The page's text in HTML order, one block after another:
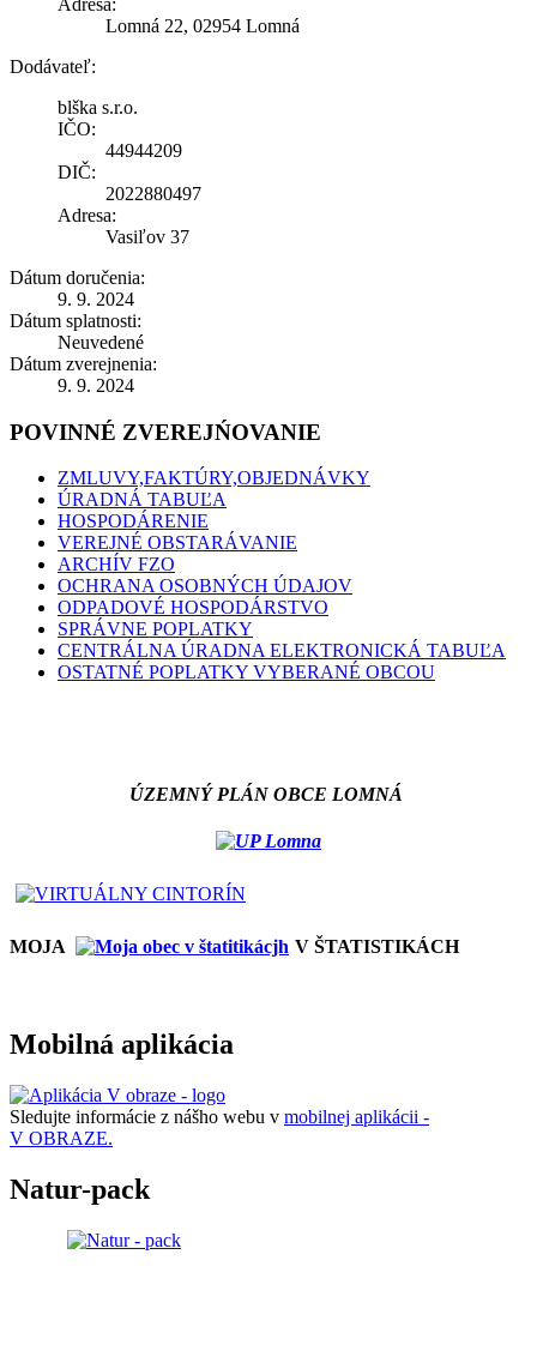
Lomná 22, 02954 Lomná
Dodávateľ:
blška s.r.o.
IČO:
44944209
DIČ:
2022880497
Adresa:
Vasiľov 37
Dátum doručenia:
9. 9. 2024
Dátum splatnosti:
Neuvedené
Dátum zverejnenia:
9. 9. 2024
POVINNÉ ZVEREJŃOVANIE
ZMLUVY,FAKTÚRY,OBJEDNÁVKY
ÚRADNÁ TABUĽA
HOSPODÁRENIE
VEREJNÉ OBSTARÁVANIE
ARCHÍV FZO
OCHRANA OSOBNÝCH ÚDAJOV
ODPADOVÉ HOSPODÁRSTVO
SPRÁVNE POPLATKY
CENTRÁLNA ÚRADNA ELEKTRONICKÁ TABUĽA
OSTATNÉ POPLATKY VYBERANÉ OBCOU
ÚZEMNÝ PLÁN OBCE LOMNÁ
MOJA V ŠTATISTIKÁCH
Mobilná aplikácia
Sledujte informácie z nášho webu v mobilnej aplikácii -
V OBRAZE.
Natur-pack